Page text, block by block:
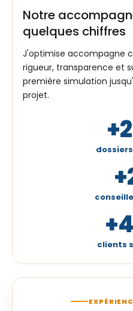
Notre
quelques chiffres
J'optimise accompagne
rigueur, transparence et
première simulation
projet.
clients